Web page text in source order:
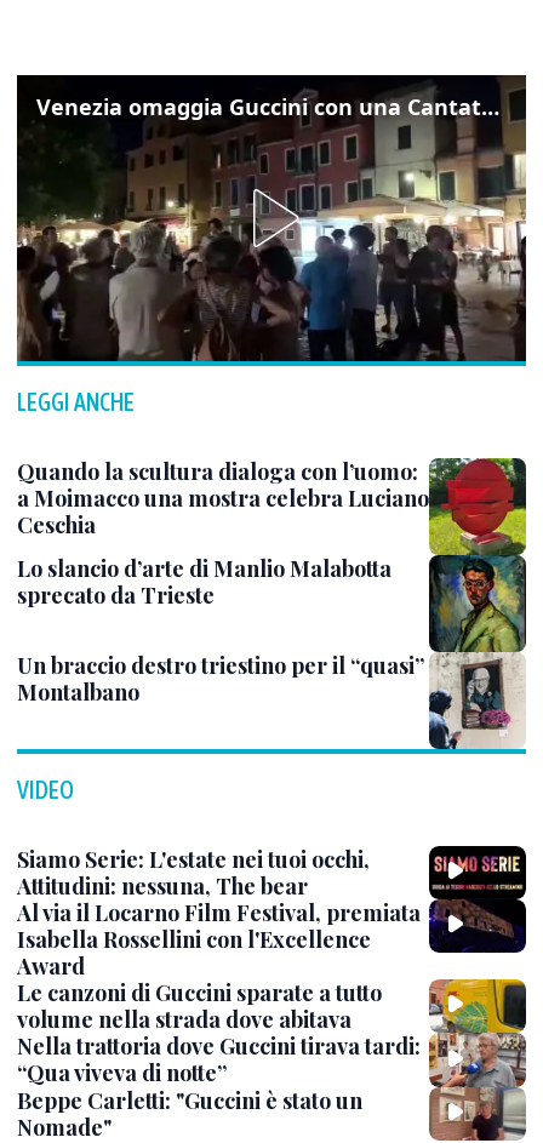
Venezia omaggia Guccini con una Cantata Anarchica in campo Santa Margherita
LEGGI ANCHE
Quando la scultura dialoga con l’uomo:
a Moimacco una mostra celebra Luciano
Ceschia
Lo slancio d’arte di Manlio Malabotta
sprecato da Trieste
Un braccio destro triestino per il “quasi”
Montalbano
VIDEO
Siamo Serie: L'estate nei tuoi occhi,
Attitudini: nessuna, The bear
Al via il Locarno Film Festival, premiata
Isabella Rossellini con l'Excellence
Award
Le canzoni di Guccini sparate a tutto
volume nella strada dove abitava
Nella trattoria dove Guccini tirava tardi:
“Qua viveva di notte”
Beppe Carletti: "Guccini è stato un
Nomade"